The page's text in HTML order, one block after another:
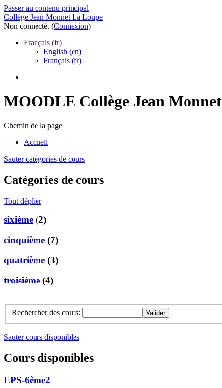
Passer au contenu principal
Collège Jean Monnet La Loupe
Non connecté. (Connexion)
Français ‎(fr)‎
English ‎(en)‎
Français ‎(fr)‎
MOODLE Collège Jean Monnet
Chemin de la page
Accueil
Sauter catégories de cours
Catégories de cours
Tout déplier
sixième (2)
cinquième (7)
quatrième (3)
troisième (4)
Rechercher des cours:
Sauter cours disponibles
Cours disponibles
EPS-6ème2